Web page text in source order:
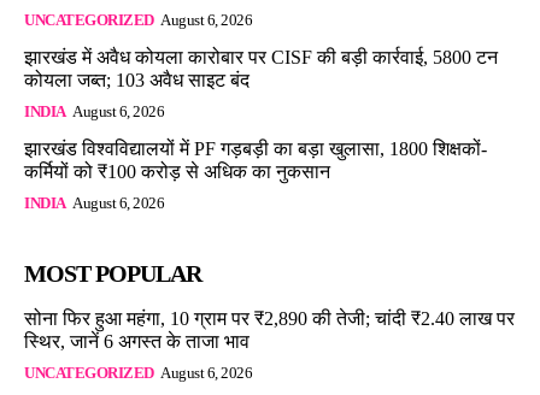
UNCATEGORIZED August 6, 2026
झारखंड में अवैध कोयला कारोबार पर CISF की बड़ी कार्रवाई, 5800 टन
कोयला जब्त; 103 अवैध साइट बंद
INDIA August 6, 2026
झारखंड विश्वविद्यालयों में PF गड़बड़ी का बड़ा खुलासा, 1800 शिक्षकों-
कर्मियों को ₹100 करोड़ से अधिक का नुकसान
INDIA August 6, 2026
MOST POPULAR
सोना फिर हुआ महंगा, 10 ग्राम पर ₹2,890 की तेजी; चांदी ₹2.40 लाख पर
स्थिर, जानें 6 अगस्त के ताजा भाव
UNCATEGORIZED August 6, 2026